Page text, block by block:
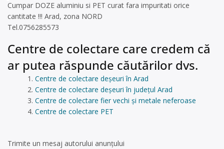
Cumpar DOZE aluminiu si PET curat fara impuritati orice
cantitate !!! Arad, zona NORD
Tel.0756285573
Centre de colectare care credem că
ar putea răspunde căutărilor dvs.
Centre de colectare deșeuri în Arad
Centre de colectare deșeuri în județul Arad
Centre de colectare fier vechi și metale neferoase
Centre de colectare PET
Trimite un mesaj autorului anunţului